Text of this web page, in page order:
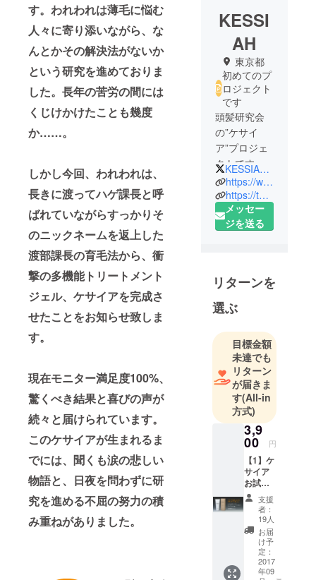
す。われわれは薄毛に悩む
人々に寄り添いながら、な
んとかその解決法がないか
という研究を進めておりま
した。長年の苦労の間には
くじけかけたことも幾度
か……。
しかし今回、われわれは、
長きに渡ってハゲ課長と呼
ばれていながらすっかりそ
のニックネームを返上した
渡部課長の育毛法から、衝
撃の多機能トリートメント
ジェル、ケサイアを完成さ
せたことをお知らせ致しま
す。
現在モニター満足度100%、
驚くべき結果と喜びの声が
続々と届けられています。
このケサイアが生まれるま
でには、聞くも涙の悲しい
物語と、日夜を問わずに研
究を進める不屈の努力の積
み重ねがありました。
KESSI
AH
東京都
初めてのプ
ロジェクト
です
頭髪研究会
の”ケサイ
ア”プロジェ
クトです。
私たちは、
新旧の頭髪
事情、症例
や問題につ
んでいる美
容や健康医
療関係者が
中心となっ
て立ち上げ
た私設の研
究会です。
ケサイア
は、試行錯
誤を繰り返
しようやく
結果を出す
ことができ
たプロジェ
クト第1号と
なります。
ケサイアを
少しでも多
くの方に
KESSIAH_2323
https://www.facebook.com/kessiah/
https://twitter.com/Madame_2323
メッセー
ジを送る
リターンを
選ぶ
目標金額
未達でも
リターン
が届きま
す(All-in
方式)
3,9
00 円
【1】ケ
サイア
お試し
セッ
ト・
3,900
円……
……ケ
サイア
x 1本
（送料
支援
者：
19人
お届
け予
定：
2017
年09